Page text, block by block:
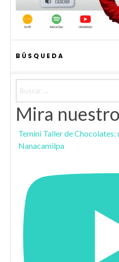
BÚSQUEDA
Mira
Temini Taller de
Nanacamilpa